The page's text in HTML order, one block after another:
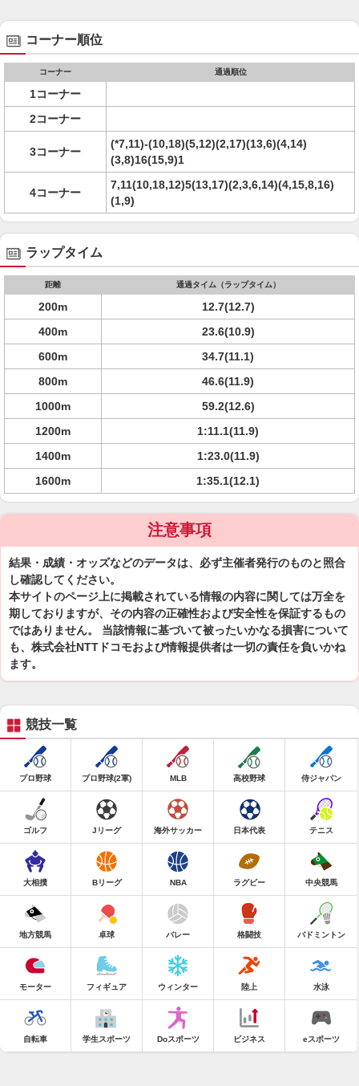
コーナー順位
コーナー 通過順位
1コーナー
2コーナー
3コーナー
(*7,11)-(10,18)(5,12)(2,17)(13,6)(4,14)
(3,8)16(15,9)1
4コーナー
7,11(10,18,12)5(13,17)(2,3,6,14)(4,15,8,16)
(1,9)
ラップタイム
距離 通過タイム（ラップタイム）
200m
12.7(12.7)
400m
23.6(10.9)
600m
34.7(11.1)
800m
46.6(11.9)
1000m
59.2(12.6)
1200m
1:11.1(11.9)
1400m
1:23.0(11.9)
1600m
1:35.1(12.1)
注意事項
結果・成績・オッズなどのデータは、必ず主催者発行のものと照合
し確認してください。
本サイトのページ上に掲載されている情報の内容に関しては万全を
期しておりますが、その内容の正確性および安全性を保証するもの
ではありません。 当該情報に基づいて被ったいかなる損害について
も、株式会社NTTドコモおよび情報提供者は一切の責任を負いかね
ます。
競技一覧
プロ野球 プロ野球(2軍) MLB 高校野球 侍ジャパン
ゴルフ Jリーグ 海外サッカー 日本代表 テニス
大相撲 Bリーグ NBA ラグビー 中央競馬
地方競馬 卓球 バレー 格闘技 バドミントン
モーター フィギュア ウィンター 陸上 水泳
自転車 学生スポーツ Doスポーツ ビジネス eスポーツ